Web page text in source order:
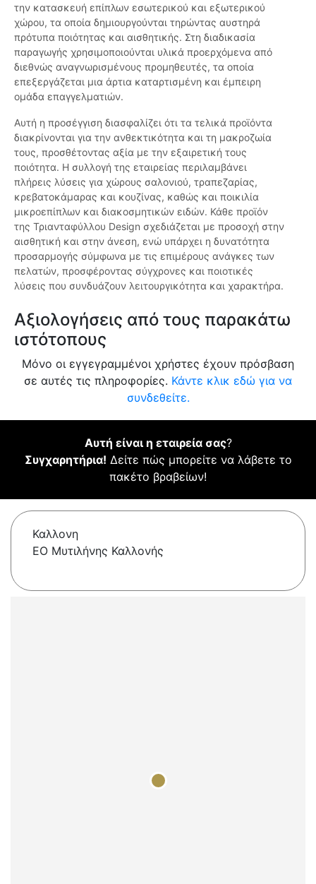
την κατασκευή επίπλων εσωτερικού και εξωτερικού
χώρου, τα οποία δημιουργούνται τηρώντας αυστηρά
πρότυπα ποιότητας και αισθητικής. Στη διαδικασία
παραγωγής χρησιμοποιούνται υλικά προερχόμενα από
διεθνώς αναγνωρισμένους προμηθευτές, τα οποία
επεξεργάζεται μια άρτια καταρτισμένη και έμπειρη
ομάδα επαγγελματιών.
Αυτή η προσέγγιση διασφαλίζει ότι τα τελικά προϊόντα
διακρίνονται για την ανθεκτικότητα και τη μακροζωία
τους, προσθέτοντας αξία με την εξαιρετική τους
ποιότητα. Η συλλογή της εταιρείας περιλαμβάνει
πλήρεις λύσεις για χώρους σαλονιού, τραπεζαρίας,
κρεβατοκάμαρας και κουζίνας, καθώς και ποικιλία
μικροεπίπλων και διακοσμητικών ειδών. Κάθε προϊόν
της Τριανταφύλλου Design σχεδιάζεται με προσοχή στην
αισθητική και στην άνεση, ενώ υπάρχει η δυνατότητα
προσαρμογής σύμφωνα με τις επιμέρους ανάγκες των
πελατών, προσφέροντας σύγχρονες και ποιοτικές
λύσεις που συνδυάζουν λειτουργικότητα και χαρακτήρα.
Αξιολογήσεις από τους παρακάτω
ιστότοπους
Μόνο οι εγγεγραμμένοι χρήστες έχουν πρόσβαση
σε αυτές τις πληροφορίες. Κάντε κλικ εδώ για να
συνδεθείτε.
Αυτή είναι η εταιρεία σας?
Συγχαρητήρια! Δείτε πώς μπορείτε να λάβετε το
πακέτο βραβείων!
Καλλονη
ΕΟ Μυτιλήνης Καλλονής